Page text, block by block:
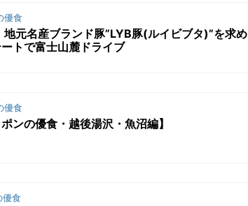
優食
地元名産ブランド豚”LYB豚(ルイビブタ)”を求め
トで富士山麓ドライブ
優食
ンの優食・越後湯沢・魚沼編】
食